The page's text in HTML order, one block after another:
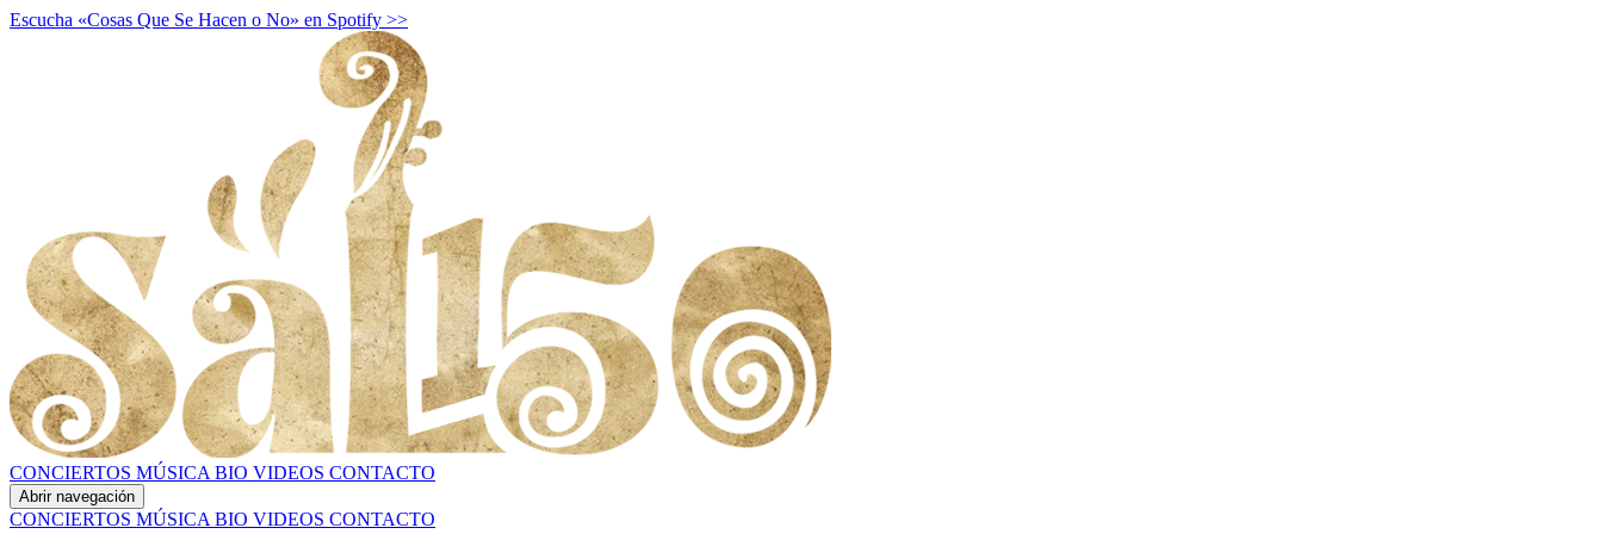
Escucha «Cosas Que Se Hacen o No» en Spotify >>
CONCIERTOS MÚSICA BIO VIDEOS CONTACTO
Abrir navegación
CONCIERTOS MÚSICA BIO VIDEOS CONTACTO